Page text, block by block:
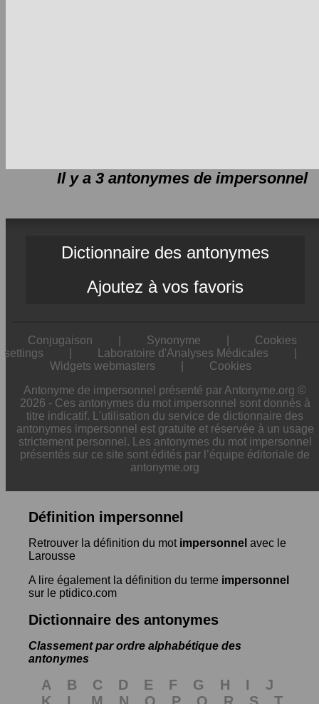
Il y a 3 antonymes de impersonnel
Dictionnaire des antonymes
Ajoutez à vos favoris
Conjugaison Synonyme
Cookies
settings
Laboratoire d'Analyses Médicales
Widgets webmasters
Cookies
Antonyme de impersonnel présenté par Antonyme.org ©
2026 - Ces antonymes du mot impersonnel sont donnés à
titre indicatif. L'utilisation du service de dictionnaire des
antonymes impersonnel est gratuite et réservée à un usage
strictement personnel. Les antonymes du mot impersonnel
présentés sur ce site sont édités par l’équipe éditoriale de
antonyme.org
Définition impersonnel
Retrouver la définition du mot impersonnel avec le
Larousse
A lire également la définition du terme impersonnel
sur le ptidico.com
Dictionnaire des antonymes
Classement par ordre alphabétique des
antonymes
A B C D E F G H I
J